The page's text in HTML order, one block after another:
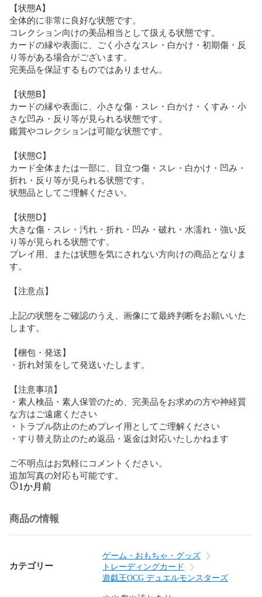
【状態A】
全体的に非常に良好な状態です。
コレクション向けの美品相当として扱える状態です。
カードの縁や表面に、ごく小さなスレ・白かけ・初期傷・反
り等がある場合がございます。
完美品を保証するものではありません。
【状態B】
カードの縁や表面に、小さな傷・スレ・白かけ・くすみ・小
さな凹み・反り等が見られる状態です。
鑑賞やコレクションは可能な状態です。
【状態C】
カード全体または一部に、目立つ傷・スレ・白かけ・凹み・
折れ・反り等が見られる状態です。
状態品としてご理解ください。
【状態D】
大きな傷・スレ・汚れ・折れ・凹み・破れ・水濡れ・強い反
り等が見られる状態です。
プレイ用、または状態を気にされない方向けの商品となりま
す。
【注意点】
上記の状態をご確認のうえ、画像にて最終判断をお願いいた
します。
【梱包・発送】
・折れ対策をして発送いたします。
【注意事項】
・素人検品・素人保管のため、完美品をお求めの方や神経質
な方はご遠慮ください
・トラブル防止のためプレイ用としてご理解ください
・すり替え防止のため返品・返金は対応いたしかねます
ご不明点はお気軽にコメントください。
追加写真の対応も可能です。
1か月前
商品の情報
カテゴリー
ゲーム・おもちゃ・グッズ
トレーディングカード
遊戯王OCG デュエルモンスターズ